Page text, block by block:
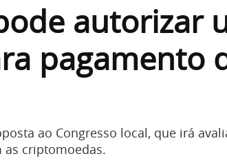
autorizar
pagamento
ao Congresso local, que irá
criptomoedas.